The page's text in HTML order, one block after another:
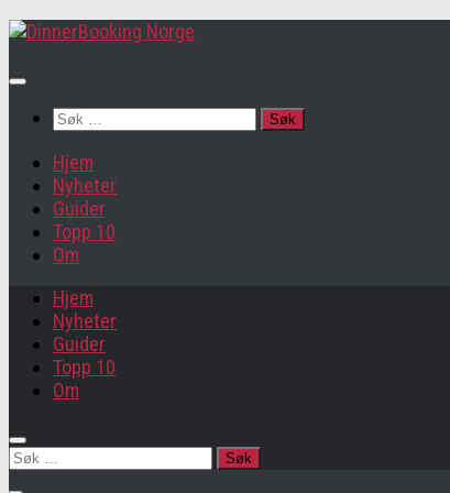
Søk
Hjem
Nyheter
Guider
Topp 10
Om
Hjem
Nyheter
Guider
Topp 10
Om
Søk